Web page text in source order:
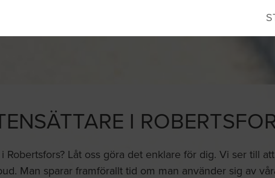
I
Robertsfors? Låt oss göra det enklare för dig. Vi ser till
Man sparar framförallt tid om man använder sig av